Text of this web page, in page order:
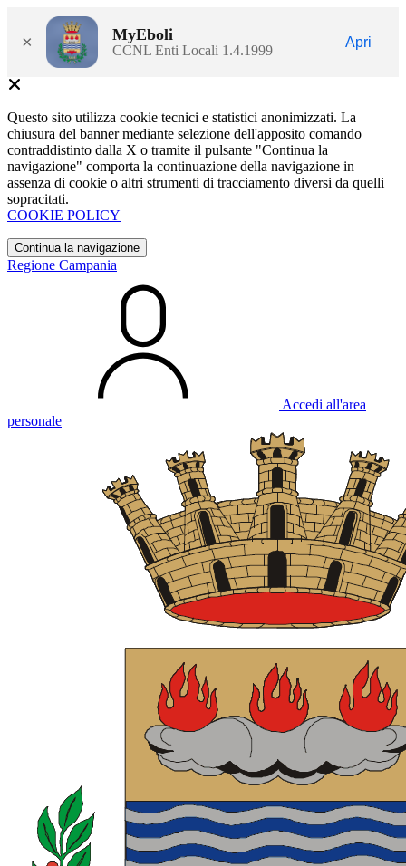
× MyEboli
CCNL Enti Locali 1.4.1999
Apri
Questo sito utilizza cookie tecnici e statistici anonimizzati. La
chiusura del banner mediante selezione dell'apposito comando
contraddistinto dalla X o tramite il pulsante "Continua la
navigazione" comporta la continuazione della navigazione in
assenza di cookie o altri strumenti di tracciamento diversi da quelli
sopracitati.
COOKIE POLICY
Continua la navigazione
Regione Campania
Accedi all'area
personale